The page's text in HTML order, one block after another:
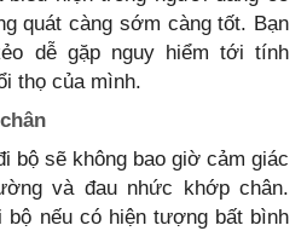
quát càng sớm càng tốt. Bạn
dễ gặp nguy hiểm tới tính
thọ của mình.
bộ sẽ không bao giờ cảm giác
và đau nhức khớp chân.
nếu có hiện tượng bất bình